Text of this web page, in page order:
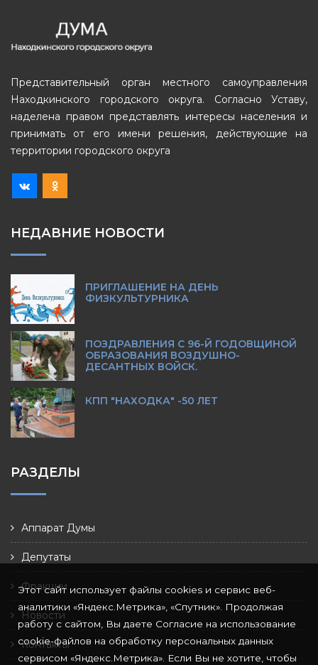
Представительный орган местного самоуправления
Находкинского городского округа. Согласно Уставу,
наделена правом представлять интересы населения и
принимать от его имени решения, действующие на
территории городского округа
НЕДАВНИЕ НОВОСТИ
ПРИГЛАШЕНИЕ НА ДЕНЬ
ФИЗКУЛЬТУРНИКА
ПОЗДРАВЛЕНИЯ С 96-Й ГОДОВЩИНОЙ
ОБРАЗОВАНИЯ ВОЗДУШНО-
ДЕСАНТНЫХ ВОЙСК.
КПП "НАХОДКА" -50 ЛЕТ
РАЗДЕЛЫ
Аппарат Думы
Депутаты
Фракции
Новости
Контакты
Этот сайт использует файлы cookies и сервис веб-
аналитики «Яндекс.Метрика», «Спутник». Продолжая
работу с сайтом, Вы даете Согласие на использование
cookie-файлов на обработку персональных данных
сервисом «Яндекс.Метрика». Если Вы не хотите, чтобы